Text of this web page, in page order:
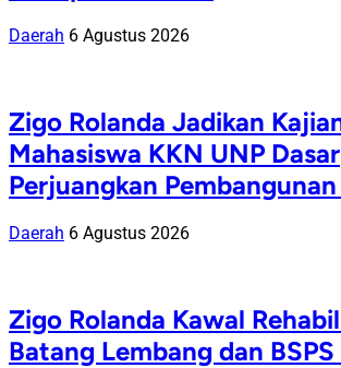
Daerah 6 Agustus 2026
Zigo Rolanda Jadikan
Mahasiswa KKN UNP Dasar
Perjuangkan
Daerah 6 Agustus 2026
Zigo Rolanda Kawal
Batang Lembang dan